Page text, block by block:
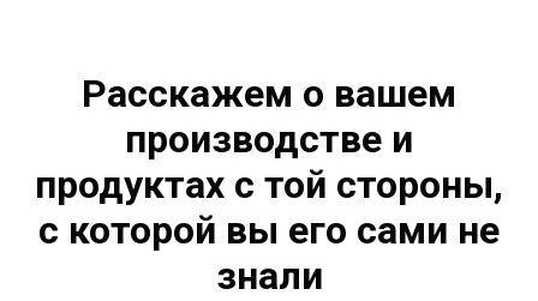
Расскажем о вашем
производстве и
продуктах с той стороны,
с которой вы его сами не
знали